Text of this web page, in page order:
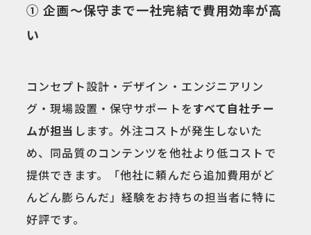
① 企画〜保守まで一社完結で費用効率が高
い
コンセプト設計・デザイン・エンジニアリン
グ・現場設置・保守サポートをすべて自社チー
ムが担当 します。外注コストが発生しないた
め、同品質のコンテンツを他社より低コストで
提供できます。「他社に頼んだら追加費用がど
んどん膨らんだ」経験をお持ちの担当者に特に
好評です。